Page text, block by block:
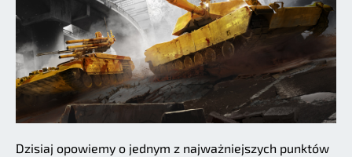
Dzisiaj opowiemy o jednym z najważniejszych punktów